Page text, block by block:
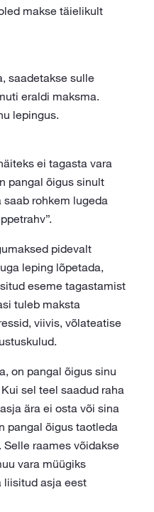
makse täielikult
saadetakse sulle
eraldi maksma.
lepingus.
ei tagasta vara
pangal õigus sinult
rohkem lugeda
pidevalt
leping lõpetada,
eseme tagastamist
tuleb maksta
viivis, võlateatise
on pangal õigus sinu
sel teel saadud raha
ära ei osta või sina
pangal õigus taotleda
raames võidakse
vara müügiks
liisitud asja eest